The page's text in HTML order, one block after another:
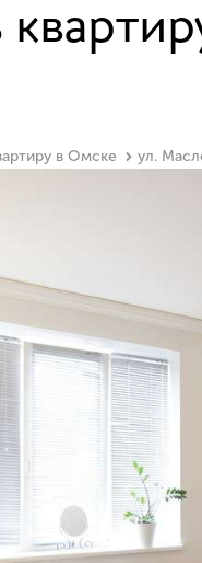
в Омске ул.